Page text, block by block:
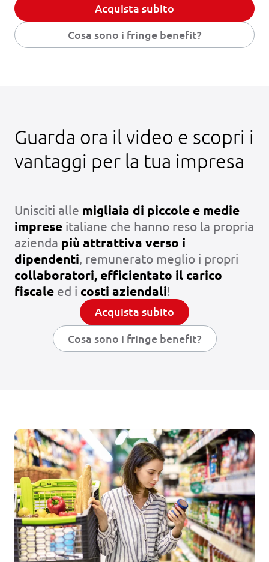
Acquista subito
Cosa sono i fringe benefit?
Guarda ora il video e scopri i
vantaggi per la tua impresa
Unisciti alle migliaia di piccole e medie
imprese italiane che hanno reso la propria
azienda più attrattiva verso i
dipendenti , remunerato meglio i propri
collaboratori, efficientato il carico
fiscale ed i costi aziendali!
Acquista subito
Cosa sono i fringe benefit?